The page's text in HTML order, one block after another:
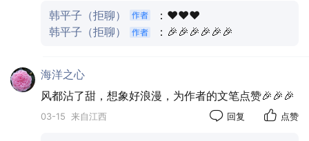
韩平子（拒聊）
：❤️❤️❤️
韩平子（拒聊）
：🎉🎉🎉🎉🎉🎉
海洋之心
风都沾了甜，想象好浪漫，为作者的文笔点赞🎉🎉🎉
03-15 来自江西 回复 点赞